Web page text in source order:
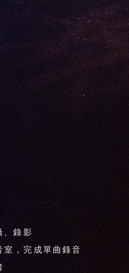
、錄影
室，完成單曲錄音